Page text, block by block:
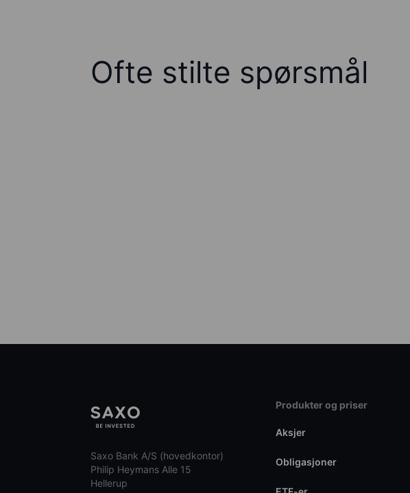
Ofte stilte spørsmål
Saxo Bank A/S (hovedkontor)
Philip Heymans Alle 15
Hellerup
Produkter og priser
Aksjer
Obligasjoner